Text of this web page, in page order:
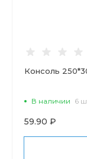
Консоль
В наличии 6
59.90 ₽